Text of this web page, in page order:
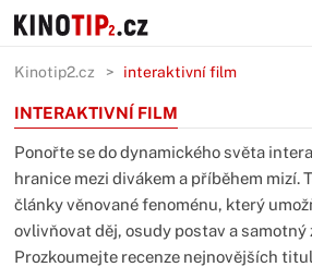
Kinotip2.cz interaktivní film
INTERAKTIVNÍ FILM
Ponořte se do dynamického světa
hranice mezi divákem a příběhem mizí.
články věnované fenoménu, který
ovlivňovat děj, osudy postav a samotný
Prozkoumejte recenze nejnovějších